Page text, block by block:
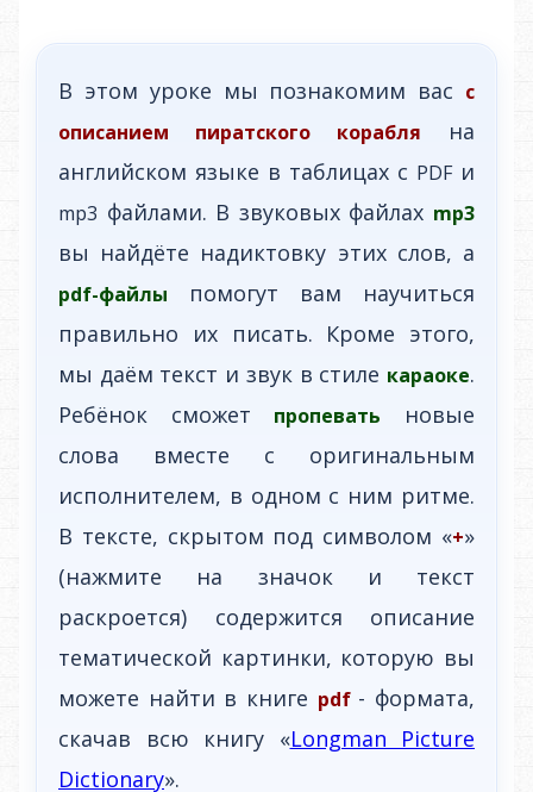
В этом уроке мы познакомим вас с
описанием пиратского корабля на
английском языке в таблицах с PDFи
mp3 файлами. В звуковых файлах mp3
вы найдёте надиктовку этих слов, а
pdf-файлы помогут вам научиться
правильно их писать. Кроме этого,
мы даём текст и звук в стиле караоке.
Ребёнок сможет пропевать
новые
слова вместе с оригинальным
исполнителем, в одном с ним ритме.
В тексте, скрытом под символом «+»
(нажмите на значок и текст
раскроется) содержится описание
тематической картинки, которую вы
можете найти в книге pdf - формата,
скачав всю книгу «Longman Picture
Dictionary».